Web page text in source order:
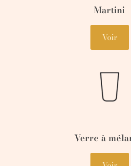
Martini
Voir
Verre à